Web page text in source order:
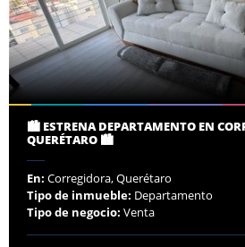
🏙️ ESTRENA DEPARTAMENTO EN
QUERÉTARO 🏙️
En: Corregidora, Querétaro
Tipo de inmueble: Departamento
Tipo de negocio: Venta